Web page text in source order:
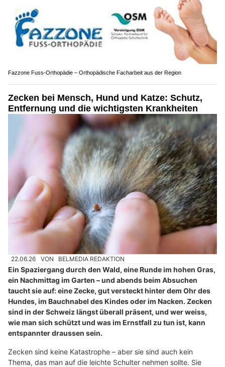
Fazzone Fuss-Orthopädie – Orthopädische Facharbeit aus der Region
Zecken bei Mensch, Hund und Katze: Schutz,
Entfernung und die wichtigsten Krankheiten
22.06.26 VON BELMEDIA REDAKTION
Ein Spaziergang durch den Wald, eine Runde im hohen Gras,
ein Nachmittag im Garten – und abends beim Absuchen
taucht sie auf: eine Zecke, gut versteckt hinter dem Ohr des
Hundes, im Bauchnabel des Kindes oder im Nacken. Zecken
sind in der Schweiz längst überall präsent, und wer weiss,
wie man sich schützt und was im Ernstfall zu tun ist, kann
entspannter draussen sein.
Zecken sind keine Katastrophe – aber sie sind auch kein
Thema, das man auf die leichte Schulter nehmen sollte. Sie